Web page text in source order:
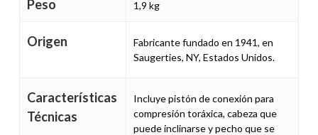
Peso 1,9 kg
Origen
Fabricante fundado en 1941, en
Saugerties, NY, Estados Unidos.
Características
Técnicas
Incluye pistón de conexión para
compresión toráxica, cabeza que
puede inclinarse y pecho que se